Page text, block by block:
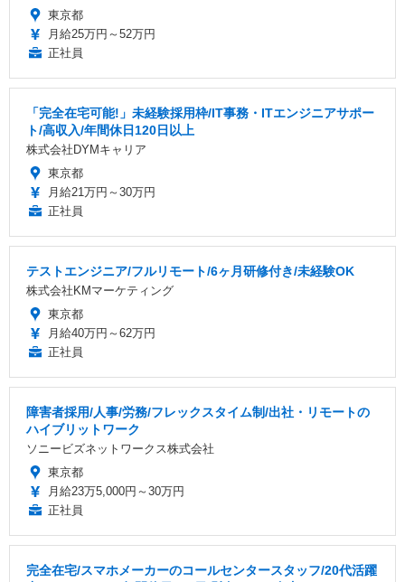
東京都
月給25万円～52万円
正社員
「完全在宅可能!」未経験採用枠/IT事務・ITエンジニアサポー
ト/高収入/年間休日120日以上
株式会社DYMキャリア
東京都
月給21万円～30万円
正社員
テストエンジニア/フルリモート/6ヶ月研修付き/未経験OK
株式会社KMマーケティング
東京都
月給40万円～62万円
正社員
障害者採用/人事/労務/フレックスタイム制/出社・リモートの
ハイブリットワーク
ソニービズネットワークス株式会社
東京都
月給23万5,000円～30万円
正社員
完全在宅/スマホメーカーのコールセンタースタッフ/20代活躍